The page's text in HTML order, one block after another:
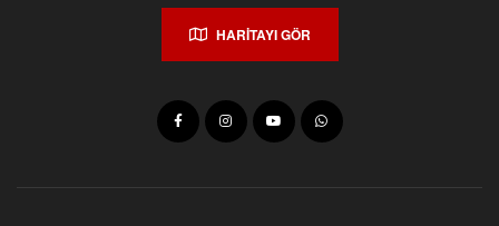
HARİTAYI GÖR